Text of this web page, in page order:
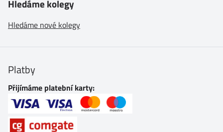
Hledáme kolegy
Hledáme nové kolegy
Platby
Přijímáme platební karty: